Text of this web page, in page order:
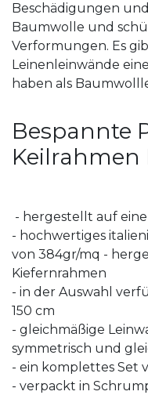
Beschädigungen
Baumwolle und
Verformungen. Es
Leinenleinwände
haben als
Bespannte
Keilrahmen
- hergestellt auf
- hochwertiges
von 384gr/mq -
Kiefernrahmen
- in der Auswahl
150 cm
- gleichmäßige
symmetrisch und
- ein komplettes Set
- verpackt in